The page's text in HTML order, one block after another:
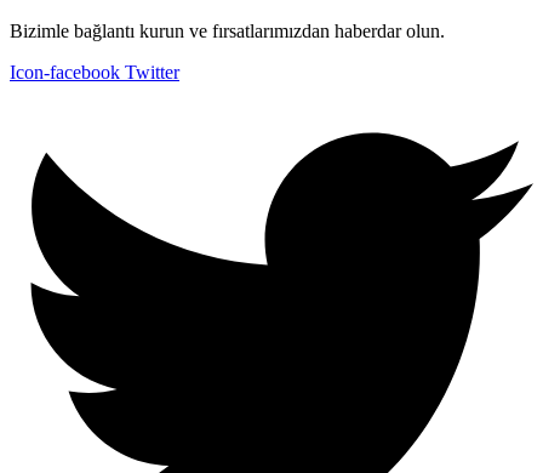
Bizimle bağlantı kurun ve fırsatlarımızdan haberdar olun.
Icon-facebook Twitter